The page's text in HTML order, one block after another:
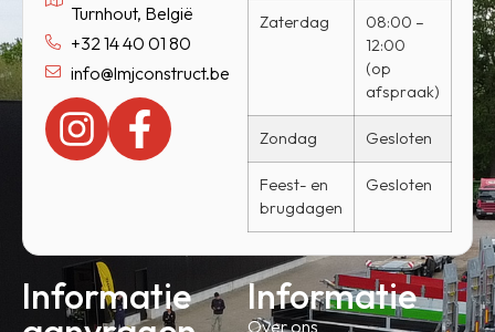
Turnhout, België
+32 14 40 01 80
info@lmjconstruct.be
Zaterdag
08:00 –
12:00
(op
afspraak)
Zondag Gesloten
Feest- en
brugdagen
Gesloten
Informatie
Informatie
Over ons